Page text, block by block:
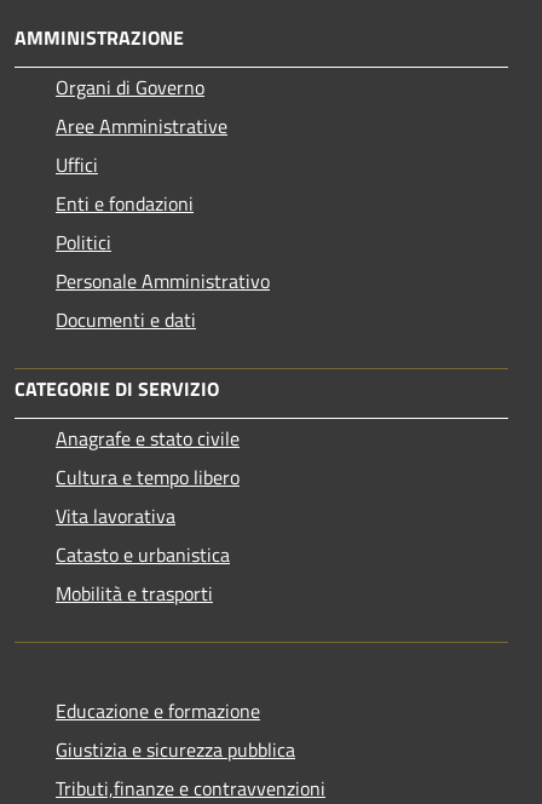
AMMINISTRAZIONE
Organi di Governo
Aree Amministrative
Uffici
Enti e fondazioni
Politici
Personale Amministrativo
Documenti e dati
CATEGORIE DI SERVIZIO
Anagrafe e stato civile
Cultura e tempo libero
Vita lavorativa
Catasto e urbanistica
Mobilità e trasporti
Educazione e formazione
Giustizia e sicurezza pubblica
Tributi,finanze e contravvenzioni